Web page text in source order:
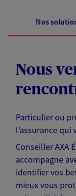
Nos
Nous
Particulier ou
l’assurance qui
Conseiller AXA
accompagne
identifier vos
mieux vous